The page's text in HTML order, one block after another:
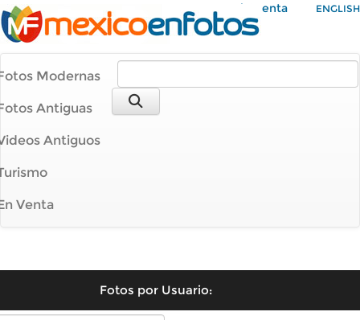
Mi Cuenta ENGLISH
Modernas
Antiguas
Antiguos
Venta
Fotos por Usuario: